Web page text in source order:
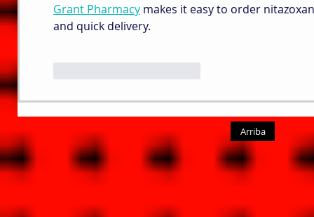
Grant Pharmacy makes it easy to order
and quick delivery.
Arriba